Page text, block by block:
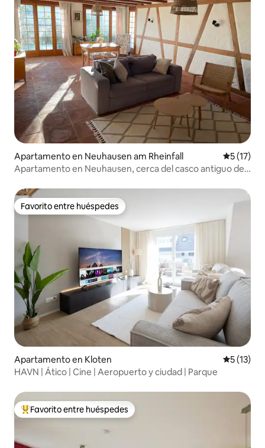
Apartamento en Neuhausen am Rheinfall
5 (17)
Apartamento en Neuhausen, cerca del casco antiguo de
Favorito entre huéspedes
Favorito entre huéspedes
Apartamento en Kloten
5 (13)
HAVN | Ático | Cine | Aeropuerto y ciudad | Parque
Favorito entre huéspedes preferido
Favorito entre huéspedes